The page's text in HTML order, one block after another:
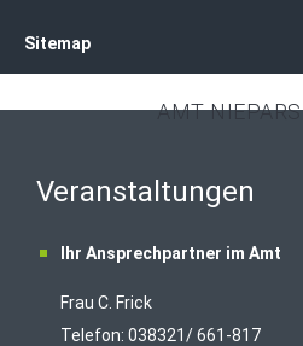
AMT NIEPARS
Sitemap
Veranstaltungen
Ihr Ansprechpartner im Amt
Frau C. Frick
Telefon: 038321/ 661-817